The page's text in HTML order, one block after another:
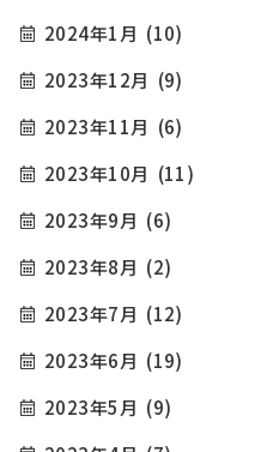
2024年1月 (10)
2023年12月 (9)
2023年11月 (6)
2023年10月 (11)
2023年9月 (6)
2023年8月 (2)
2023年7月 (12)
2023年6月 (19)
2023年5月 (9)